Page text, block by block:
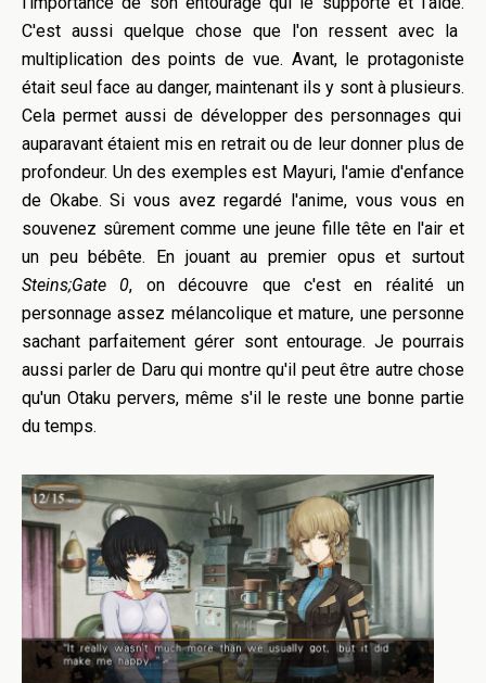
C'est aussi quelque chose que l'on ressent avec la
multiplication des points de vue. Avant, le protagoniste
était seul face au danger, maintenant ils y sont à plusieurs.
Cela permet aussi de développer des personnages qui
auparavant étaient mis en retrait ou de leur donner plus de
profondeur. Un des exemples est Mayuri, l'amie d'enfance
de Okabe. Si vous avez regardé l'anime, vous vous en
souvenez sûrement comme une jeune fille tête en l'air et
un peu bébête. En jouant au premier opus et surtout
Steins;Gate 0, on découvre que c'est en réalité un
personnage assez mélancolique et mature, une personne
sachant parfaitement gérer sont entourage. Je pourrais
aussi parler de Daruqui montre qu'il peut être autre chose
qu'un Otakupervers, même s'il le reste une bonne partie
du temps.